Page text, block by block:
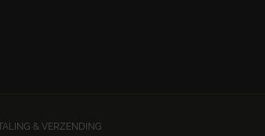
& VERZENDING